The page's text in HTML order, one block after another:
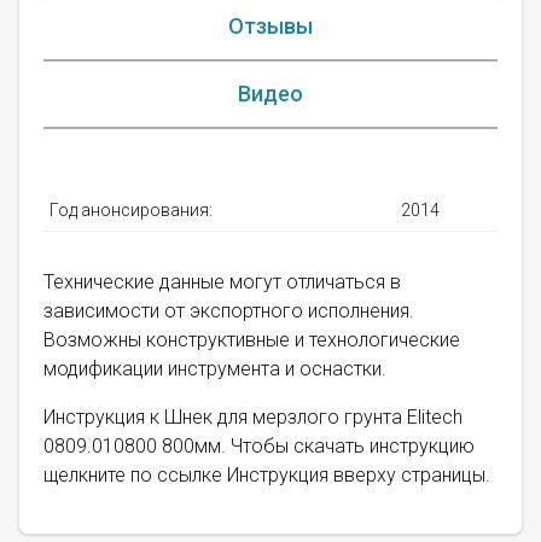
Отзывы
Видео
Год анонсирования: 2014
Технические данные могут отличаться в
зависимости от экспортного исполнения.
Возможны конструктивные и технологические
модификации инструмента и оснастки.
Инструкция к Шнек для мерзлого грунта Elitech
0809.010800 800мм. Чтобы скачать инструкцию
щелкните по ссылке Инструкция вверху страницы.